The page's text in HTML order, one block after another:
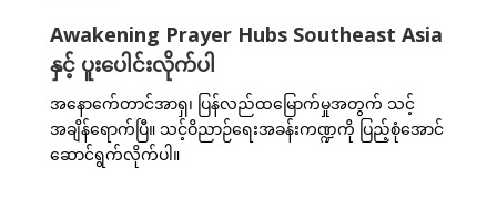
Awakening Prayer Hubs Southeast Asia
နှင့် ပူးပေါင်းလိုက်ပါ
အနောက်ေတာင်အာရှ၊ ပြန်လည်ထမြောက်မှုအတွက် သင့်
အချိန်ရောက်ပြီ။ သင့်ဝိညာဉ်ရေးအခန်းကဏ္ဍကို ပြည့်စုံအောင်
ဆောင်ရွက်လိုက်ပါ။